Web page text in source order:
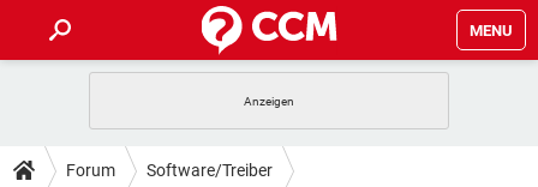
MENU
ANDROID IOS
TIPPS & TRICKS
Forum Software/Treiber